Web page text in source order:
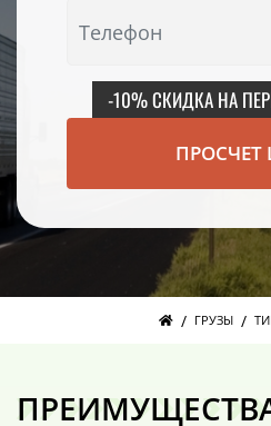
-10% СКИДКА НА
ПРОСЧЕТ
/ ГРУЗЫ /